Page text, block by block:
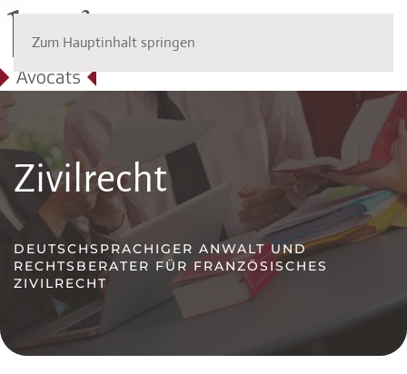
Zum Hauptinhalt springen
Zivilrecht
DEUTSCHSPRACHIGER ANWALT UND
RECHTSBERATER FÜR FRANZÖSISCHES
ZIVILRECHT